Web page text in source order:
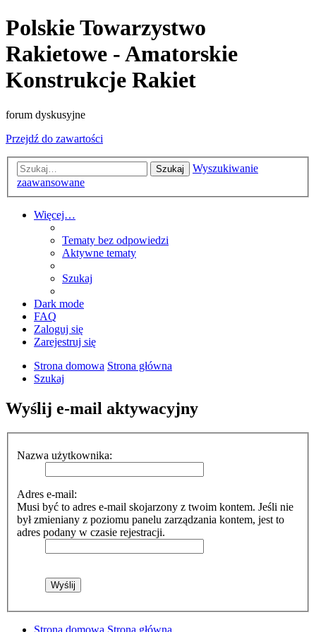
Polskie Towarzystwo
Rakietowe - Amatorskie
Konstrukcje Rakiet
forum dyskusyjne
Przejdź do zawartości
Szukaj
Wyszukiwanie
zaawansowane
Więcej…
Tematy bez odpowiedzi
Aktywne tematy
Szukaj
Dark mode
FAQ
Zaloguj się
Zarejestruj się
Strona domowa Strona główna
Szukaj
Wyślij e-mail aktywacyjny
Nazwa użytkownika:
Adres e-mail:
Musi być to adres e-mail skojarzony z twoim kontem. Jeśli nie
był zmieniany z poziomu panelu zarządzania kontem, jest to
adres podany w czasie rejestracji.
Strona domowa Strona główna